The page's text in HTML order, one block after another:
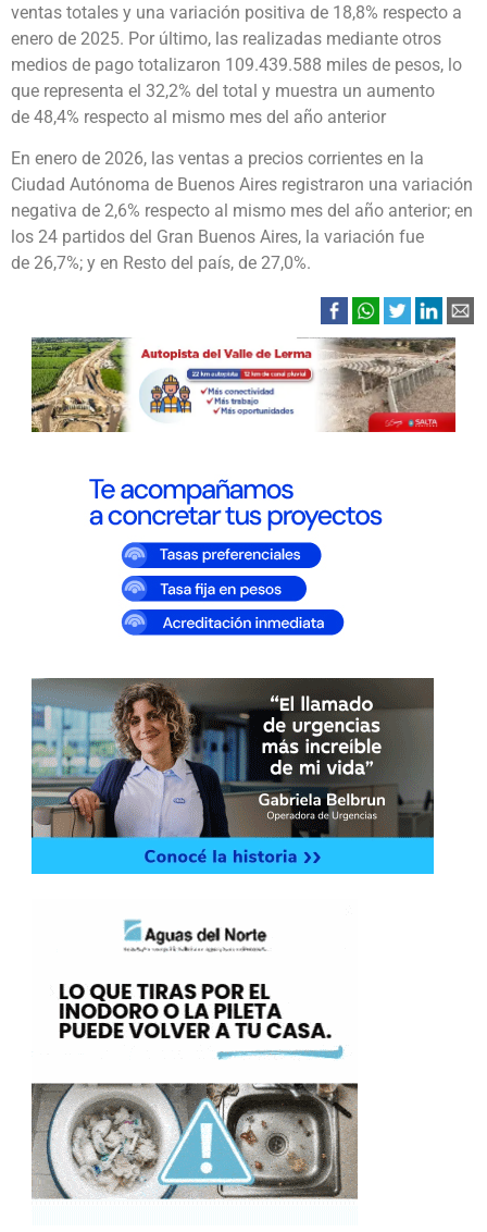
ventas totales y una variación positiva de 18,8% respecto a
enero de 2025. Por último, las realizadas mediante otros
medios de pago totalizaron 109.439.588 miles de pesos, lo
que representa el 32,2% del total y muestra un aumento
de 48,4% respecto al mismo mes del año anterior
En enero de 2026, las ventas a precios corrientes en la
Ciudad Autónoma de Buenos Aires registraron una variación
negativa de 2,6% respecto al mismo mes del año anterior; en
los 24 partidos del Gran Buenos Aires, la variación fue
de 26,7%; y en Resto del país, de 27,0%.